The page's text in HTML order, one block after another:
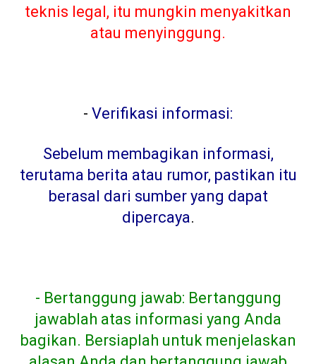
teknis legal, itu mungkin menyakitkan
atau menyinggung.
- Verifikasi informasi:
Sebelum membagikan informasi,
terutama berita atau rumor, pastikan itu
berasal dari sumber yang dapat
dipercaya.
- Bertanggung jawab: Bertanggung
jawablah atas informasi yang Anda
bagikan. Bersiaplah untuk menjelaskan